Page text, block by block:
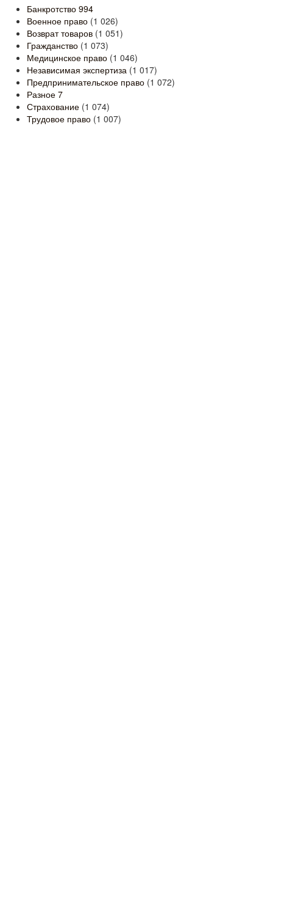
Банкротство 994
Военное право (1 026)
Возврат товаров (1 051)
Гражданство (1 073)
Медицинское право (1 046)
Независимая экспертиза (1 017)
Предпринимательское право (1 072)
Разное 7
Страхование (1 074)
Трудовое право (1 007)